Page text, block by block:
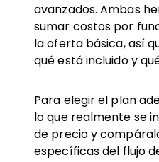
avanzados. Ambas
sumar costos por
la oferta básica, así
qué está incluido y
Para elegir el plan
lo que realmente se
de precio y
específicas del flujo